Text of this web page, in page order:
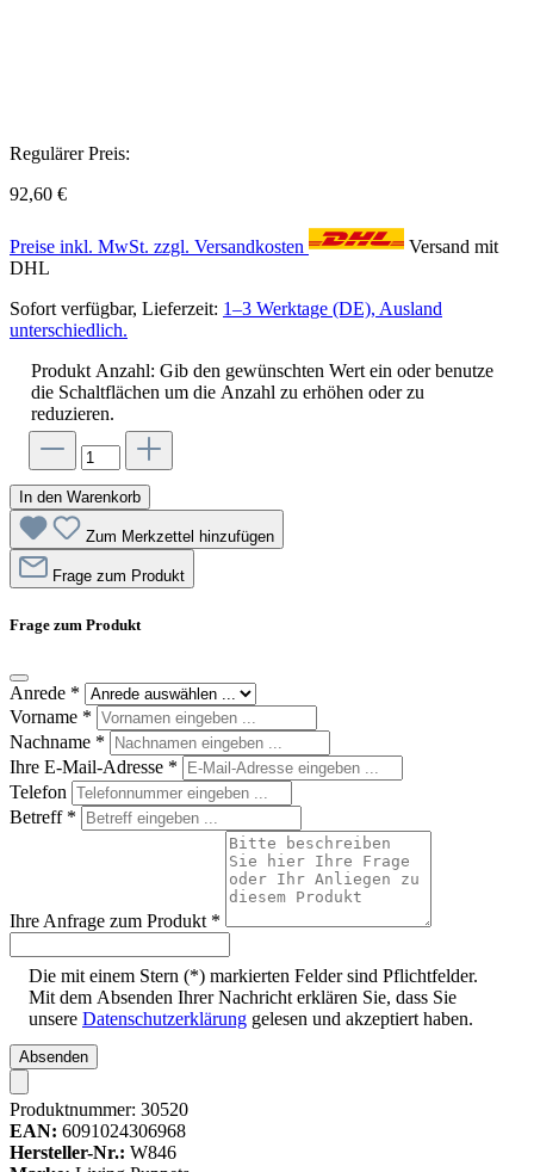
Regulärer Preis:
92,60 €
Preise inkl. MwSt. zzgl. Versandkosten
Versand mit
DHL
Sofort verfügbar, Lieferzeit: 1–3 Werktage (DE), Ausland
unterschiedlich.
Produkt Anzahl: Gib den gewünschten Wert ein oder benutze
die Schaltflächen um die Anzahl zu erhöhen oder zu
reduzieren.
In den Warenkorb
Zum Merkzettel hinzufügen
Frage zum Produkt
Frage zum Produkt
Anrede *
Vorname *
Nachname *
Ihre E-Mail-Adresse *
Telefon
Betreff *
Ihre Anfrage zum Produkt *
Die mit einem Stern (*) markierten Felder sind Pflichtfelder.
Mit dem Absenden Ihrer Nachricht erklären Sie, dass Sie
unsere Datenschutzerklärung gelesen und akzeptiert haben.
Absenden
Produktnummer: 30520
EAN: 6091024306968
Hersteller-Nr.: W846